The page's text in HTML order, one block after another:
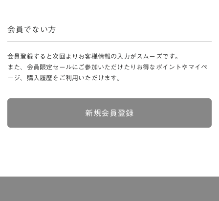
会員でない方
会員登録すると次回よりお客様情報の入力がスムーズです。
また、会員限定セールにご参加いただけたりお得なポイントやマイペ
ージ、購入履歴をご利用いただけます。
新規会員登録